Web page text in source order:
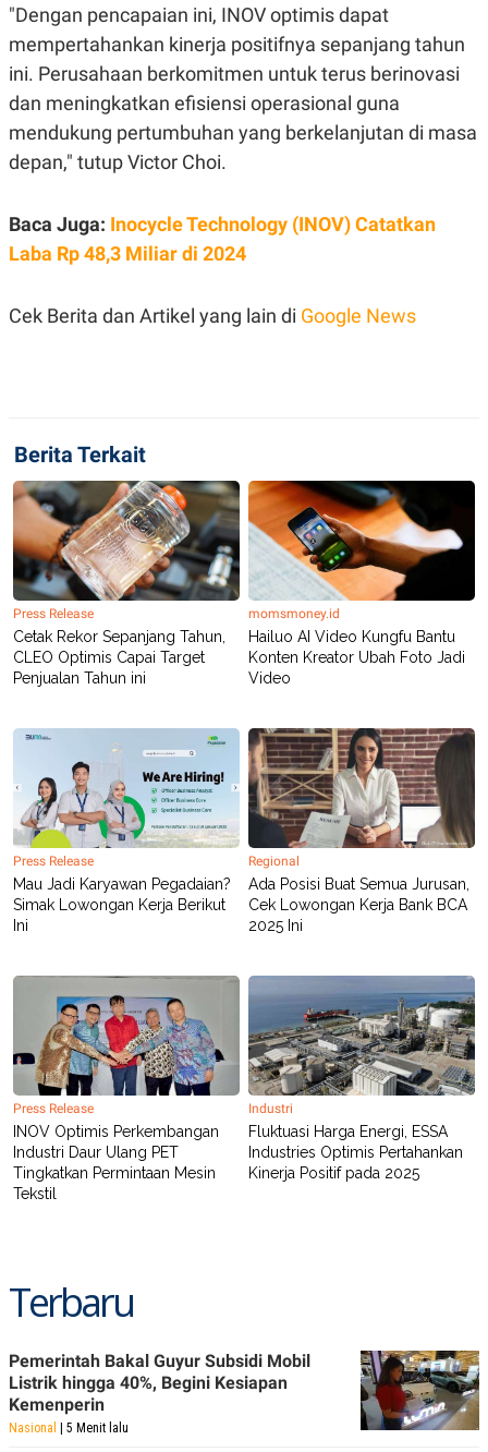
S
A
T
A
A
G
E
S
K
O
N
N
V
L
I
P
S
JARINGAN
N
C
E
M
Y
R
L
S
E
.
I
D
L
A
N
A
E
T
A
K
K
I
N
J
M
T
E
N
E
P
A
A
D
N
G
K
G
M
E
D
I
OF
USE
PEDOMAN
PEMBERITAAN
SIBER
"Dengan pencapaian ini, INOV optimis dapat
mempertahankan kinerja positifnya sepanjang tahun
ini. Perusahaan berkomitmen untuk terus berinovasi
dan meningkatkan efisiensi operasional guna
mendukung pertumbuhan yang berkelanjutan di masa
depan," tutup Victor Choi.
Baca Juga: Inocycle Technology (INOV) Catatkan
Laba Rp 48,3 Miliar di 2024
Cek Berita dan Artikel yang lain di Google News
Berita Terkait
Press Release
Cetak Rekor Sepanjang Tahun,
CLEO Optimis Capai Target
Penjualan Tahun ini
momsmoney.id
Hailuo AI Video Kungfu Bantu
Konten Kreator Ubah Foto Jadi
Video
Press Release
Mau Jadi Karyawan Pegadaian?
Simak Lowongan Kerja Berikut
Ini
Regional
Ada Posisi Buat Semua Jurusan,
Cek Lowongan Kerja Bank BCA
2025 Ini
Press Release
INOV Optimis Perkembangan
Industri Daur Ulang PET
Tingkatkan Permintaan Mesin
Tekstil
Industri
Fluktuasi Harga Energi, ESSA
Industries Optimis Pertahankan
Kinerja Positif pada 2025
Terbaru
Pemerintah Bakal Guyur Subsidi Mobil
Listrik hingga 40%, Begini Kesiapan
Kemenperin
Nasional | 5 Menit lalu